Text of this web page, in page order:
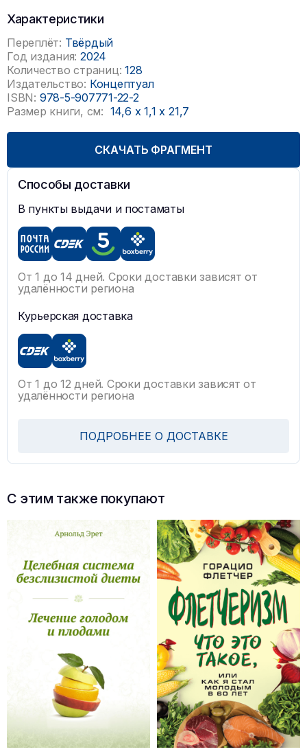
Характеристики
Переплёт: Твёрдый
Год издания: 2024
Количество страниц: 128
Издательство: Концептуал
ISBN: 978-5-907771-22-2
Размер книги, см: 14,6 x 1,1 x 21,7
СКАЧАТЬ ФРАГМЕНТ
Способы доставки
В пункты выдачи и постаматы
От 1 до 14 дней. Сроки доставки зависят от
удалённости региона
Курьерская доставка
От 1 до 12 дней. Сроки доставки зависят от
удалённости региона
ПОДРОБНЕЕ О ДОСТАВКЕ
С этим также покупают